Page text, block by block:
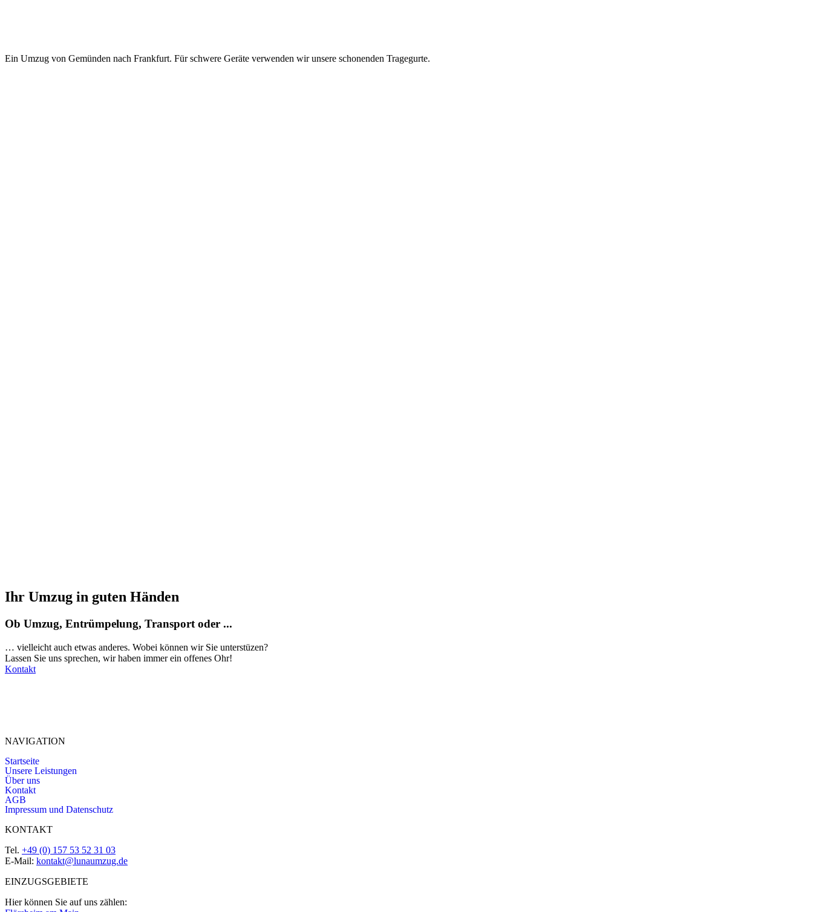
Ein Umzug von Gemünden nach Frankfurt. Für schwere Geräte verwenden wir unsere schonenden Tragegurte.
Ihr Umzug in guten Händen
Ob Umzug, Entrümpelung, Transport oder ...
… vielleicht auch etwas anderes. Wobei können wir Sie unterstüzen?
Lassen Sie uns sprechen, wir haben immer ein offenes Ohr!
Kontakt
NAVIGATION
Startseite
Unsere Leistungen
Über uns
Kontakt
AGB
Impressum und Datenschutz
KONTAKT
Tel. +49 (0) 157 53 52 31 03
E-Mail: kontakt@lunaumzug.de
EINZUGSGEBIETE
Hier können Sie auf uns zählen: